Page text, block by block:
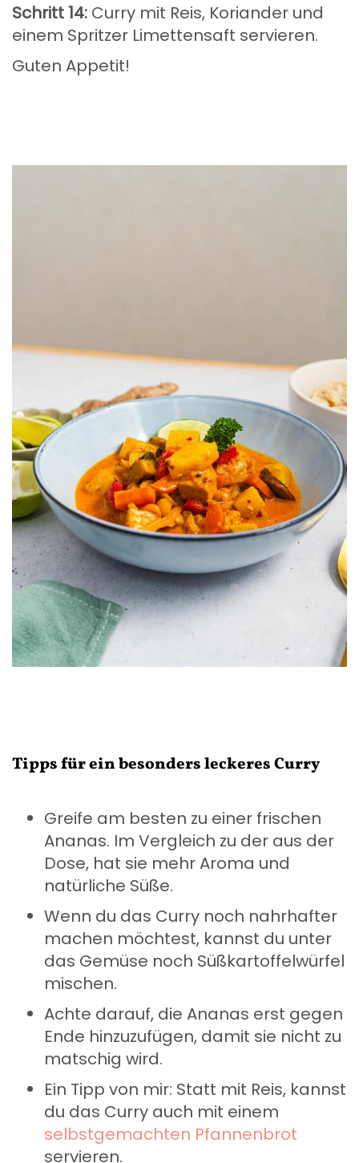
Schritt 14: Curry mit Reis, Koriander und
einem Spritzer Limettensaft servieren.
Guten Appetit!
Tipps für ein besonders leckeres Curry
Greife am besten zu einer frischen
Ananas. Im Vergleich zu der aus der
Dose, hat sie mehr Aroma und
natürliche Süße.
Wenn du das Curry noch nahrhafter
machen möchtest, kannst du unter
das Gemüse noch Süßkartoffelwürfel
mischen.
Achte darauf, die Ananas erst gegen
Ende hinzuzufügen, damit sie nicht zu
matschig wird.
Ein Tipp von mir: Statt mit Reis, kannst
du das Curry auch mit einem
selbstgemachten Pfannenbrot
servieren.